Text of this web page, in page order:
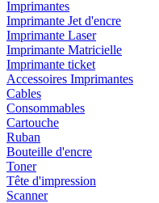
Imprimantes
Imprimante Jet d'encre
Imprimante Laser
Imprimante Matricielle
Imprimante ticket
Accessoires Imprimantes
Cables
Consommables
Cartouche
Ruban
Bouteille d'encre
Toner
Tête d'impression
Scanner